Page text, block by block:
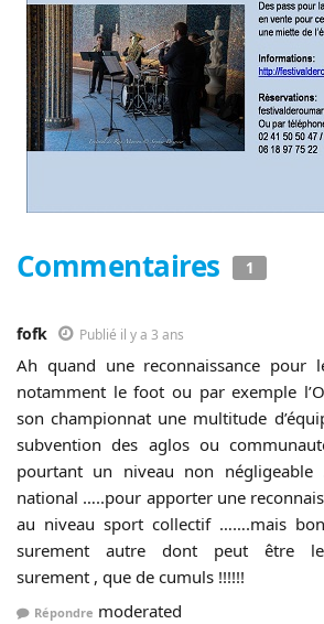
Commentaires 1
fofk Publié il y a 3 ans
Ah quand une reconnaissance pour
notamment le foot ou par exemple
son championnat une multitude
subvention des aglos ou
pourtant un niveau non
national …..pour apporter une
au niveau sport collectif …….mais
surement autre dont peut être
surement , que de cumuls !!!!!!
Répondre moderated